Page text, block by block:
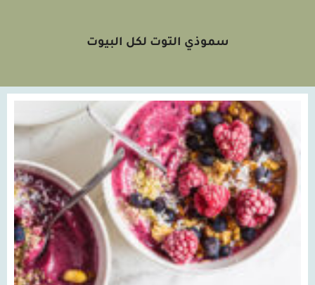
سموذي التوت لكل البيوت